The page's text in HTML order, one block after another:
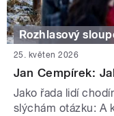
Rozhlasový
25. květen 2026
Jan Cempírek:
Jako řada lidí
slýchám otázku: A